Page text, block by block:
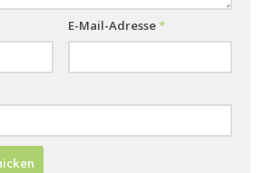
E-Mail-Adresse*